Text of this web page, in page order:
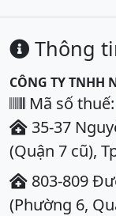
Thông
CÔNG TY TNHH
Mã số thuế:
35-37
(Quận 7 cũ),
803-809
(Phường 6,